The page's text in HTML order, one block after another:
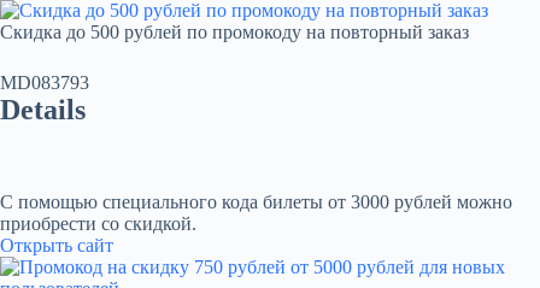
Скидка до 500 рублей по промокоду на повторный заказ
MD083793
Details
С помощью специального кода билеты от 3000 рублей можно
приобрести со скидкой.
Открыть сайт